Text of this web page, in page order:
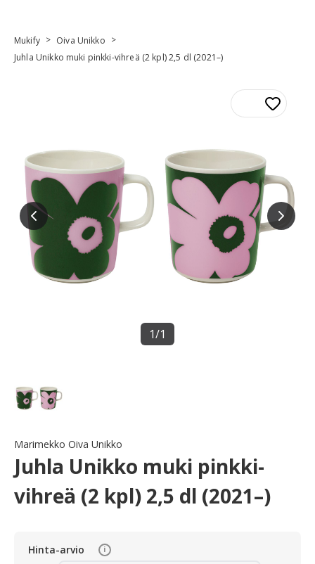
Mukify > Oiva Unikko >
Juhla Unikko muki pinkki-vihreä (2 kpl) 2,5 dl (2021–)
1/1
Marimekko Oiva Unikko
Juhla Unikko muki pinkki-
vihreä (2 kpl) 2,5 dl (2021–)
Hinta-arvio i